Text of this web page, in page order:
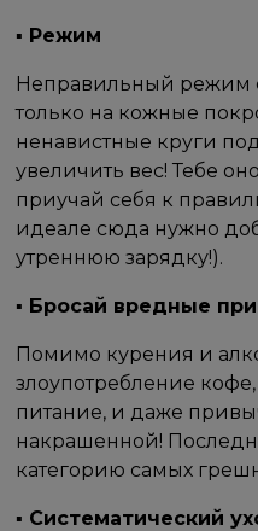
▪ Режим
Неправильный режим
только на кожные
ненавистные круги
увеличить вес! Тебе
приучай себя к
идеале сюда нужно
утреннюю зарядку!). ⠀
▪ Бросай вредные
Помимо курения и
злоупотребление
питание, и даже
накрашенной!
категорию самых
▪ Систематический